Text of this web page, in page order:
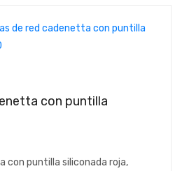
con puntilla
con puntilla siliconada roja,